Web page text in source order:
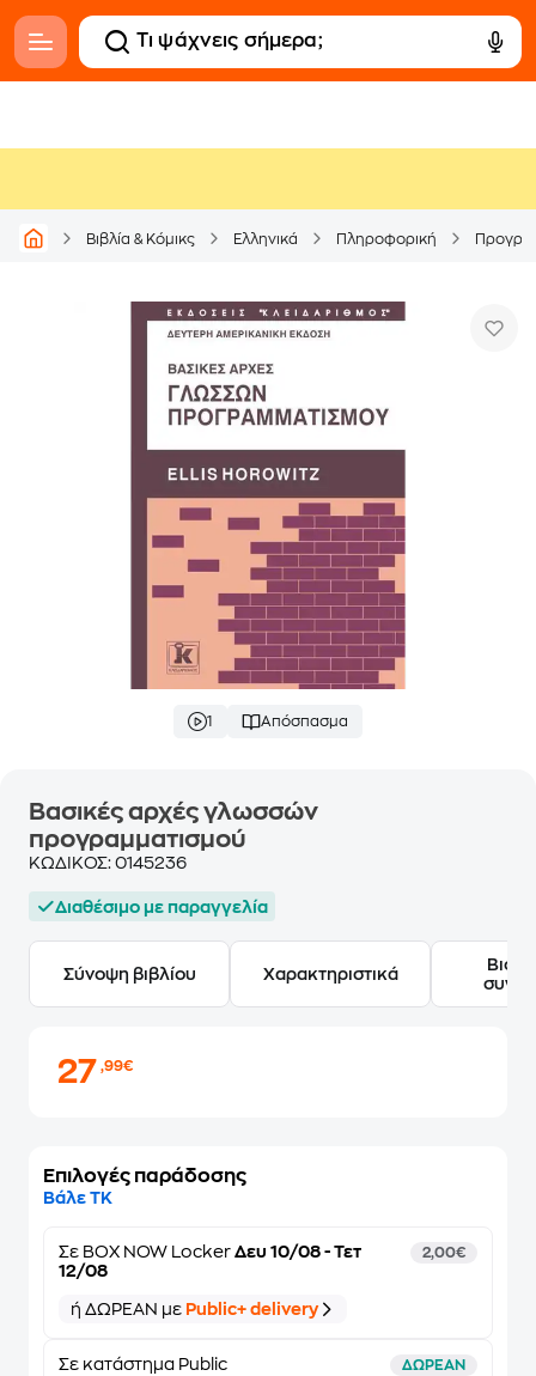
Βιβλία & Κόμικς Ελληνικά Πληροφορική
1 Απόσπασμα
Βασικές αρχές γλωσσών
προγραμματισμού
ΚΩΔΙΚΟΣ: 0145236
Διαθέσιμο με παραγγελία
Σύνοψη βιβλίου Χαρακτηριστικά
27,99€
Επιλογές παράδοσης
Βάλε ΤΚ
Σε BOX NOW Locker Δευ 10/08 - Τετ
12/08
2,00€
ή ΔΩΡΕΑΝ με Public+ delivery
Σε κατάστημα Public ΔΩΡΕΑΝ